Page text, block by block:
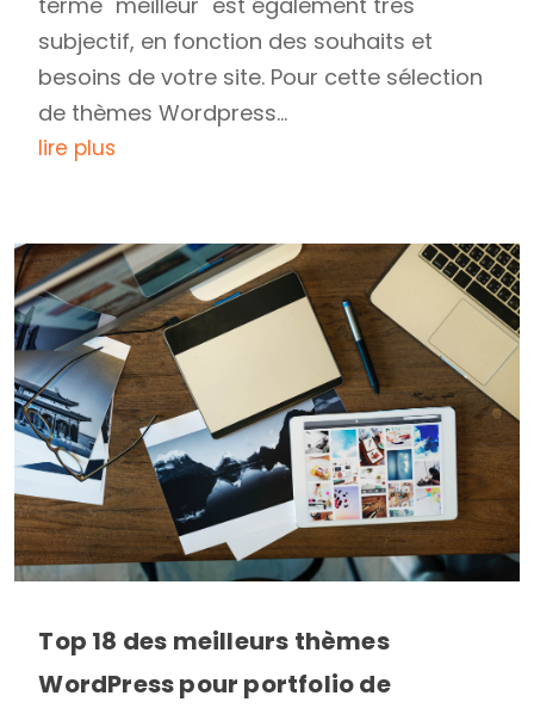
subjectif, en fonction des souhaits et
besoins de votre site. Pour cette sélection
de thèmes Wordpress...
lire plus
Top 18 des meilleurs thèmes
WordPress pour portfolio de